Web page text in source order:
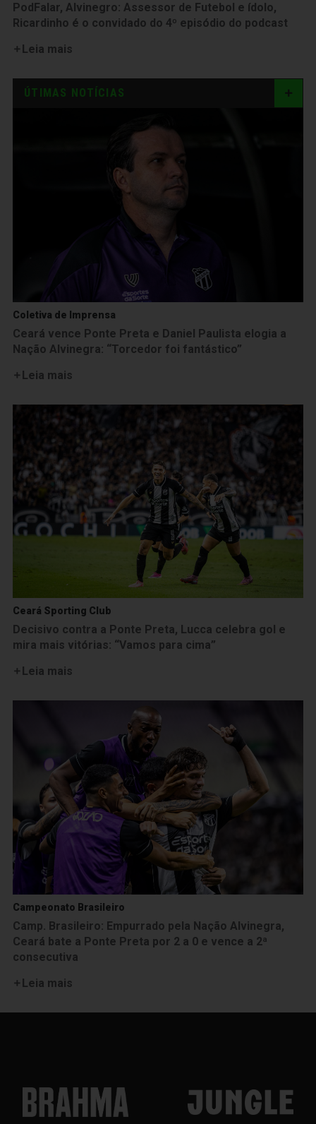
PodFalar, Alvinegro: Assessor de Futebol e ídolo,
Ricardinho é o convidado do 4º episódio do podcast
Leia mais
ÚTIMAS NOTÍCIAS
Coletiva de Imprensa
Ceará vence Ponte Preta e Daniel Paulista elogia a
Nação Alvinegra: “Torcedor foi fantástico”
Leia mais
Ceará Sporting Club
Decisivo contra a Ponte Preta, Lucca celebra gol e
mira mais vitórias: “Vamos para cima”
Leia mais
Campeonato Brasileiro
Camp. Brasileiro: Empurrado pela Nação Alvinegra,
Ceará bate a Ponte Preta por 2 a 0 e vence a 2ª
consecutiva
Leia mais